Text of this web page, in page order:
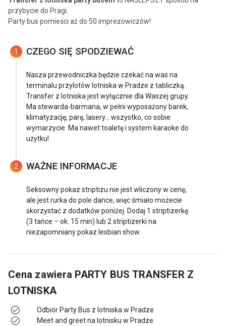
przybycie do Pragi.
Party bus pomieści aż do 50 imprezowiczów!
1 CZEGO SIĘ SPODZIEWAĆ
Nasza przewodniczka będzie czekać na was na
terminalu przylotów lotniska w Pradze z tabliczką.
Transfer z lotniska jest wyłącznie dla Waszej grupy.
Ma stewarda-barmana, w pełni wyposażony barek,
klimatyzację, parę, lasery... wszystko, co sobie
wymarzycie. Ma nawet toaletę i system karaoke do
użytku!
2 WAŻNE INFORMACJE
Seksowny pokaz striptizu nie jest wliczony w cenę,
ale jest rurka do pole dance, więc śmiało możecie
skorzystać z dodatków poniżej. Dodaj 1 striptizerkę
(3 tańce – ok. 15 min) lub 2 striptizerki na
niezapomniany pokaz lesbian show.
Cena zawiera PARTY BUS TRANSFER Z
LOTNISKA
Odbiór Party Bus z lotniska w Pradze
Meet and greet na lotnisku w Pradze